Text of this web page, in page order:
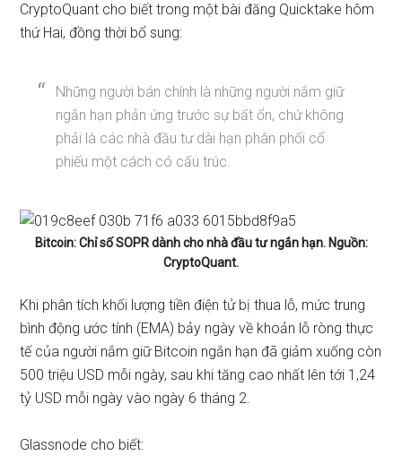
CryptoQuant cho biết trong một bài đăng Quicktake hôm
thứ Hai, đồng thời bổ sung:
Những người bán chính là những người nắm giữ
ngắn hạn phản ứng trước sự bất ổn, chứ không
phải là các nhà đầu tư dài hạn phân phối cổ
phiếu một cách có cấu trúc.
Bitcoin: Chỉ số SOPR dành cho nhà đầu tư ngắn hạn. Nguồn:
CryptoQuant.
Khi phân tích khối lượng tiền điện tử bị thua lỗ, mức trung
bình động ước tính (EMA) bảy ngày về khoản lỗ ròng thực
tế của người nắm giữ Bitcoin ngắn hạn đã giảm xuống còn
500 triệu USD mỗi ngày, sau khi tăng cao nhất lên tới 1,24
tỷ USD mỗi ngày vào ngày 6 tháng 2.
Glassnode cho biết: